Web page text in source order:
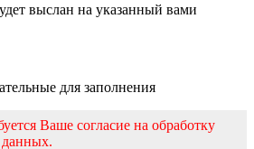
выслан на указанный вами
для заполнения
Ваше согласие на обработку